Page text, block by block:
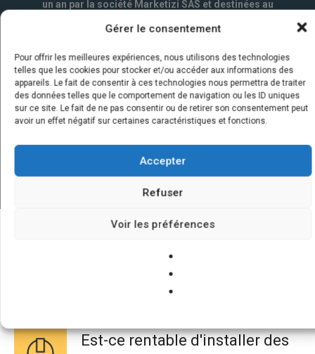
Gérer le consentement
Pour offrir les meilleures expériences, nous utilisons des technologies
telles que les cookies pour stocker et/ou accéder aux informations des
appareils. Le fait de consentir à ces technologies nous permettra de traiter
des données telles que le comportement de navigation ou les ID uniques
sur ce site. Le fait de ne pas consentir ou de retirer son consentement peut
avoir un effet négatif sur certaines caractéristiques et fonctions.
Accepter
Refuser
Voir les préférences
un an par la société Marketizi SAS et destinées au
Quelques infos sur nos centrales
solaires : questions et réponses
Est-ce rentable d'installer des